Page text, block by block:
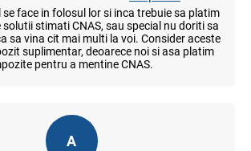
face in folosul lor si inca trebuie sa platim
solutii stimati CNAS, sau special nu doriti sa
sa vina cit mai multi la voi. Consider aceste
suplimentar, deoarece noi si asa platim
pentru a mentine CNAS.
A